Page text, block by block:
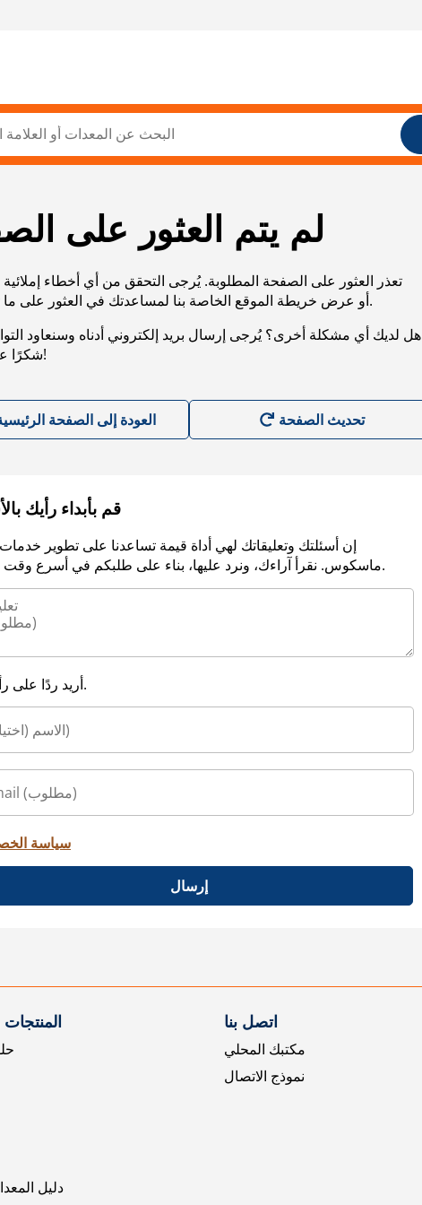
لم يتم العثور على
تعذر العثور على الصفحة المطلوبة. يُرجى التحقق من أي أخطاء
URL، أو عرض خريطة الموقع الخاصة بنا لمساعدتك في العثور على ما تريد.
هل لديك أي مشكلة أخرى؟ يُرجى إرسال بريد إلكتروني أدناه وسنعاود
شكرًا على صبرك!
العودة إلى الصفحة
قم بأبداء رأيك
إن أسئلتك وتعليقاتك لهي أداة قيمة تساعدنا على تطوير
ماسكوس. نقرأ آراءك، ونرد عليها، بناء على طلبكم في أسرع وقت ممكن.
أريد ردًا على رأيي.
سياسة
إرسال
اتصل بنا
مكتبك المحلي
نموذج الاتصال
دليل